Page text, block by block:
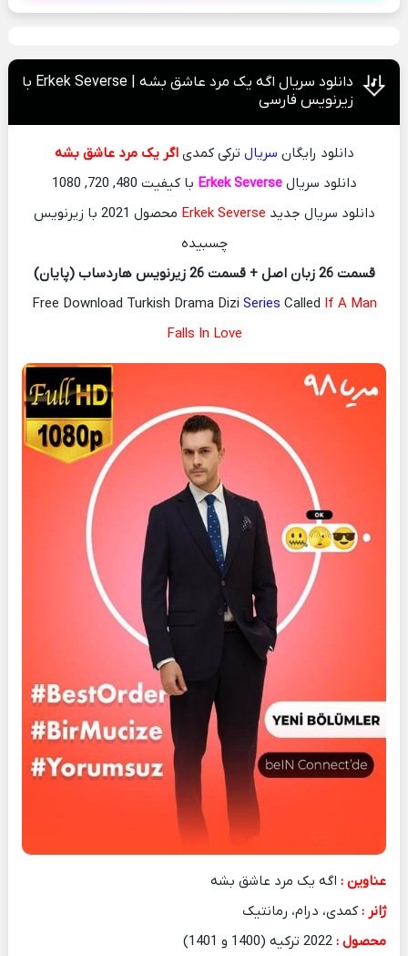
دانلود سریال اگه یک مرد عاشق بشه | Erkek Severse با
زیرنویس فارسی
دانلود رایگان سریال ترکی کمدیاگر یک مرد عاشق بشه
دانلود سریالErkek Severse با کیفیت 480, 720, 1080
دانلود سریال جدید Erkek Severse
محصول 2021 با زیرنویس
چسبیده
قسمت 26 زبان اصل + قسمت 26 زیرنویس هاردساب (پایان)
Free Download Turkish Drama Dizi Series Called If A Man
Falls In Love
عناوین :اگه یک مرد عاشق بشه
ژانر :کمدی، درام، رمانتیک
محصول :2022 ترکیه (1400 و 1401)